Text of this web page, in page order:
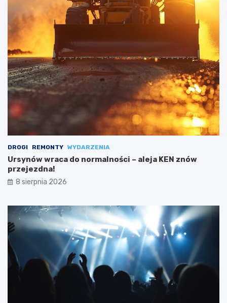
DROGI REMONTY WYDARZENIA
Ursynów wraca do normalności – aleja KEN znów
przejezdna!
8 sierpnia 2026